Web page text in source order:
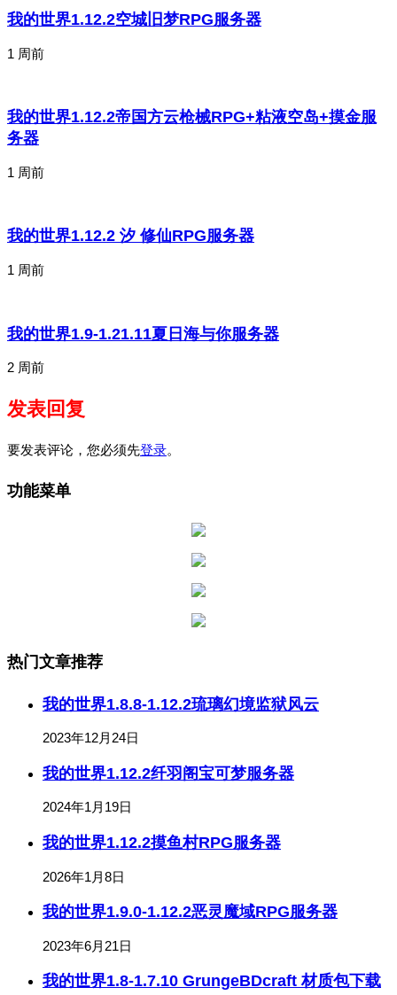
我的世界1.12.2空城旧梦RPG服务器
1 周前
我的世界1.12.2帝国方云枪械RPG+粘液空岛+摸金服
务器
1 周前
我的世界1.12.2 汐 修仙RPG服务器
1 周前
我的世界1.9-1.21.11夏日海与你服务器
2 周前
发表回复
要发表评论，您必须先登录。
功能菜单
热门文章推荐
我的世界1.8.8-1.12.2琉璃幻境监狱风云
2023年12月24日
我的世界1.12.2纤羽阁宝可梦服务器
2024年1月19日
我的世界1.12.2摸鱼村RPG服务器
2026年1月8日
我的世界1.9.0-1.12.2恶灵魔域RPG服务器
2023年6月21日
我的世界1.8-1.7.10 GrungeBDcraft 材质包下载